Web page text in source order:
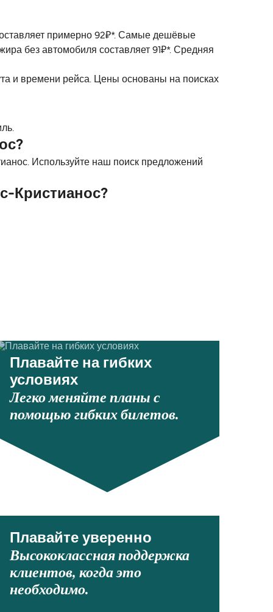
примерно 92₽*. Самые дешёвые
без автомобиля составляет 91₽*. Средняя
и времени рейса. Цены основаны на поисках
Используйте наш поиск предложений
Кристианос?
Плавайте на гибких
условиях
Легко меняйте планы с
помощью гибких билетов.
Плавайте уверенно
Высококлассная поддержка
клиентов, когда это
необходимо.